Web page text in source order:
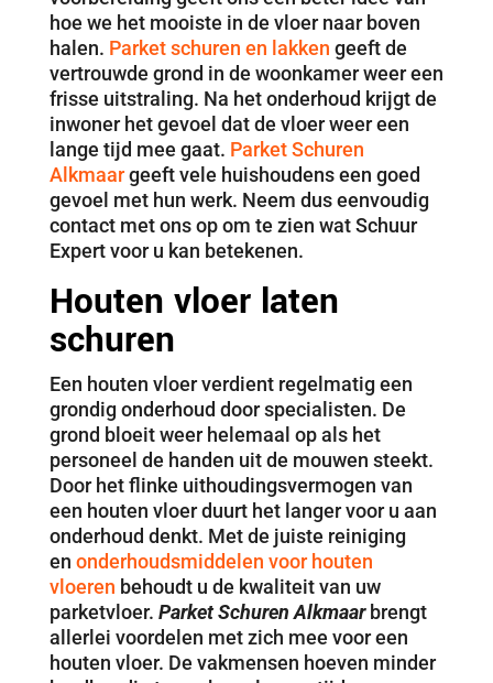
hoe we het mooiste in de vloer naar boven
halen. Parket schuren en lakken geeft de
vertrouwde grond in de woonkamer weer een
frisse uitstraling. Na het onderhoud krijgt de
inwoner het gevoel dat de vloer weer een
lange tijd mee gaat. Parket Schuren
Alkmaargeeft vele huishoudens een goed
gevoel met hun werk. Neem dus eenvoudig
contact met ons op om te zien wat Schuur
Expert voor u kan betekenen.
Houten vloer laten
schuren
Een houten vloer verdient regelmatig een
grondig onderhoud door specialisten. De
grond bloeit weer helemaal op als het
personeel de handen uit de mouwen steekt.
Door het flinke uithoudingsvermogen van
een houten vloer duurt het langer voor u aan
onderhoud denkt. Met de juiste reiniging
en onderhoudsmiddelen voor houten
vloeren behoudt u de kwaliteit van uw
parketvloer. Parket Schuren Alkmaarbrengt
allerlei voordelen met zich mee voor een
houten vloer. De vakmensen hoeven minder